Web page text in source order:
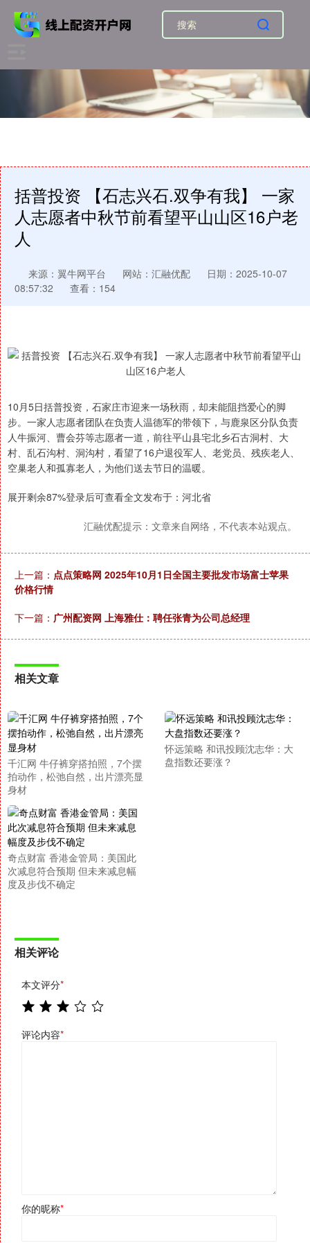
括普投资 【石志兴石.双争有我】 一家
人志愿者中秋节前看望平山山区16户老
人
来源：翼牛网平台 网站：汇融优配
日期：2025-10-07
08:57:32
查看：154
10月5日括普投资，石家庄市迎来一场秋雨，却未能阻挡爱心的脚
步。一家人志愿者团队在负责人温德军的带领下，与鹿泉区分队负责
人牛振河、曹会芬等志愿者一道，前往平山县宅北乡石古洞村、大
村、乱石沟村、洞沟村，看望了16户退役军人、老党员、残疾老人、
空巢老人和孤寡老人，为他们送去节日的温暖。
展开剩余87%登录后可查看全文发布于：河北省
汇融优配提示：文章来自网络，不代表本站观点。
上一篇： 点点策略网 2025年10月1日全国主要批发市场富士苹果
价格行情
下一篇： 广州配资网 上海雅仕：聘任张青为公司总经理
相关文章
千汇网 牛仔裤穿搭拍照，7个摆
拍动作，松弛自然，出片漂亮显
身材
怀远策略 和讯投顾沈志华：大
盘指数还要涨？
奇点财富 香港金管局：美国此
次减息符合预期 但未来减息幅
度及步伐不确定
相关评论
本文评分*
评论内容*
你的昵称*